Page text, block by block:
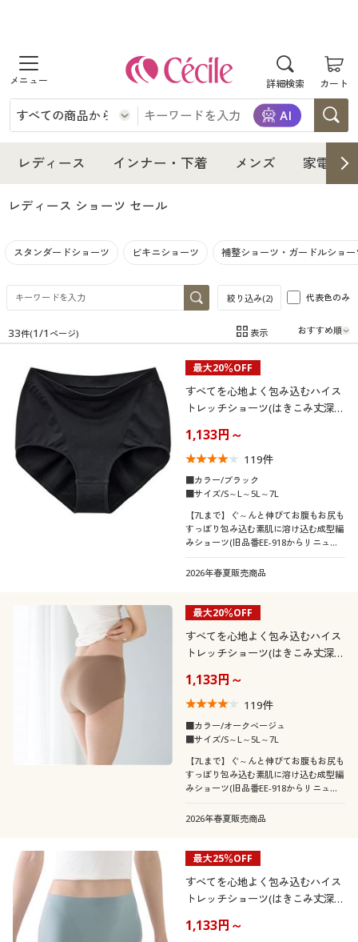
詳細検索 カート
商品を探す
レディース
レディースファッション
女性下着
インナー・下着
インナー・下着通販すべて
女性下着
メンズ下着
ジュニア・ティーンズ下着
メンズ
メンズ通販すべて
メンズファッション
メンズ下着
家電・雑貨
家電・雑貨すべて
家電
キッチン・雑貨・日用品
寝具・インテリア・家具
寝具・インテリア・家具通販すべて
家具・収納
寝具・ベッド
カーテン・ラグ・ファブリック
美容・健康
美容・健康通販すべて
美容・健康・サプリメント
制服・スクール
制服・スクールすべて
制服・学生服
ジュニア・ティーンズ下着
大きいサイズ
大きいサイズ通販すべて
大きいサイズ レディース服
大きいサイズ 事務・制服
バーゲン
バーゲンセール
詳細検索
カタログ・チラシからのご注文
デジタルカタログ
カタログ無料プレゼント
会員メニュー
お気に入り
サポート
レディース インナー・下着 メンズ 家電・
レディース ショーツ セール
スタンダードショーツ ビキニショーツ 補整ショーツ・ガードルショー
絞り込み(2) 代表色のみ
在庫 在庫のある商品のみ表示
カテゴリ
口コミ
(5)
(4〜4.9)
レディースサ
S L
リボン 水玉・ドット柄
レース ナイロン
コットン・綿100 シルク
機能・特徴
ストレッチ
33件(1/1 ページ) 表示
最大20％OFF
すべてを心地よく包み込むハイス
トレッチショーツ(はきこみ丈深
1,133円～
119件
■カラー/ブラック
■サイズ/S～L～5L～7L
【7Lまで】ぐ～んと伸びてお腹もお尻も
すっぽり包み込む素肌に溶け込む成型編
みショーツ(旧品番EE-918からリニュー
アルしました)
2026年春夏販売商品
最大20％OFF
すべてを心地よく包み込むハイス
トレッチショーツ(はきこみ丈深
1,133円～
119件
■カラー/オークベージュ
■サイズ/S～L～5L～7L
【7Lまで】ぐ～んと伸びてお腹もお尻も
すっぽり包み込む素肌に溶け込む成型編
みショーツ(旧品番EE-918からリニュー
2026年春夏販売商品
最大25％OFF
すべてを心地よく包み込むハイス
トレッチショーツ(はきこみ丈深
1,133円～